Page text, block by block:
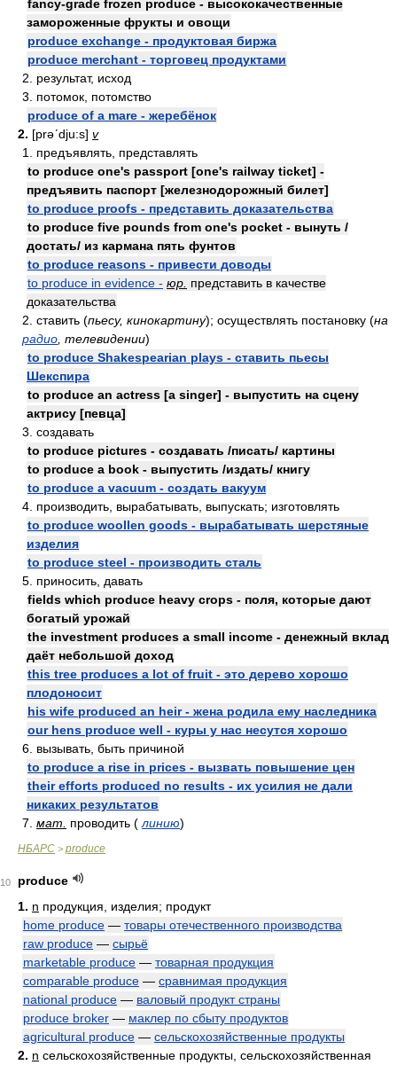
fancy-grade frozen produce - высококачественные
замороженные фрукты и овощи
produce exchange - продуктовая биржа
produce merchant - торговец продуктами
2. результат, исход
3. потомок, потомство
produce of a mare - жеребёнок
2. [prəʹdju:s] v
1. предъявлять, представлять
to produce one's passport [one's railway ticket] -
предъявить паспорт [железнодорожный билет]
to produce proofs - представить доказательства
to produce five pounds from one's pocket - вынуть /
достать/ из кармана пять фунтов
to produce reasons - привести доводы
to produce in evidence - юр. представить в качестве
доказательства
2. ставить (пьесу, кинокартину); осуществлять постановку (на
радио , телевидении)
to produce Shakespearian plays - ставить пьесы
Шекспира
to produce an actress [a singer] - выпустить на сцену
актрису [певца]
3. создавать
to produce pictures - создавать /писать/ картины
to produce a book - выпустить /издать/ книгу
to produce a vacuum - создать вакуум
4. производить, вырабатывать, выпускать; изготовлять
to produce woollen goods - вырабатывать шерстяные
изделия
to produce steel - производить сталь
5. приносить, давать
fields which produce heavy crops - поля, которые дают
богатый урожай
the investment produces a small income - денежный вклад
даёт небольшой доход
this tree produces a lot of fruit - это дерево хорошо
плодоносит
his wife produced an heir - жена родила ему наследника
our hens produce well - куры у нас несутся хорошо
6. вызывать, быть причиной
to produce a rise in prices - вызвать повышение цен
their efforts produced no results - их усилия не дали
никаких результатов
7. мат. проводить ( линию)
НБАРС > produce
10
produce
1. n продукция, изделия; продукт
home produce — товары отечественного производства
raw produce — сырьё
marketable produce — товарная продукция
comparable produce — сравнимая продукция
national produce — валовый продукт страны
produce broker — маклер по сбыту продуктов
agricultural produce — сельскохозяйственные продукты
2. n сельскохозяйственные продукты, сельскохозяйственная